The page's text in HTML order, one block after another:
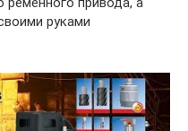
руками